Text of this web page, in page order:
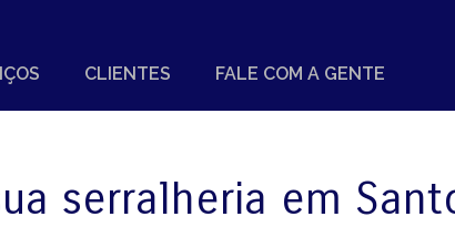
CLIENTES FALE COM A GENTE
serralheria em